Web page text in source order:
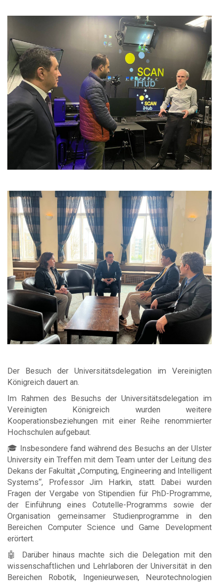
Der Besuch der Universitätsdelegation im Vereinigten
Königreich dauert an.
Im Rahmen des Besuchs der Universitätsdelegation im
Vereinigten Königreich wurden weitere
Kooperationsbeziehungen mit einer Reihe renommierter
Hochschulen aufgebaut.
🎓 Insbesondere fand während des Besuchs an der Ulster
University ein Treffen mit dem Team unter der Leitung des
Dekans der Fakultät „Computing, Engineering and Intelligent
Systems“, Professor Jim Harkin, statt. Dabei wurden
Fragen der Vergabe von Stipendien für PhD-Programme,
der Einführung eines Cotutelle-Programms sowie der
Organisation gemeinsamer Studienprogramme in den
Bereichen Computer Science und Game Development
erörtert.
🤖 Darüber hinaus machte sich die Delegation mit den
wissenschaftlichen und Lehrlaboren der Universität in den
Bereichen Robotik, Ingenieurwesen, Neurotechnologien